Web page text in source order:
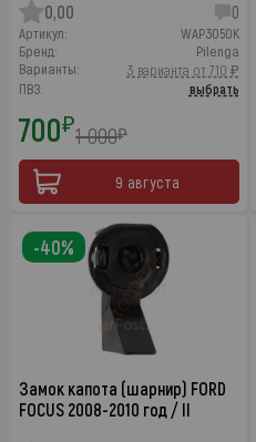
0,00
0
Артикул:
WAP3050K
Бренд:
Pilenga
Варианты:
3 варианта от 710 ₽
ПВЗ:
выбрать
700₽1 000₽
9 августа
Замок капота (шарнир) FORD
FOCUS 2008-2010 год / II
-40%